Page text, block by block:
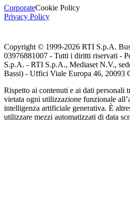
CorporateCookie Policy
Privacy Policy
Copyright © 1999-2026 RTI S.p.A.
03976881007 - Tutti i diritti riservati -
S.p.A. - RTI S.p.A., Mediaset N.V.,
Bassi) - Uffici Viale Europa 46, 20093
Rispetto ai contenuti e ai dati personali
vietata ogni utilizzazione funzionale
intelligenza artificiale generativa. È
utilizzare mezzi automatizzati di data